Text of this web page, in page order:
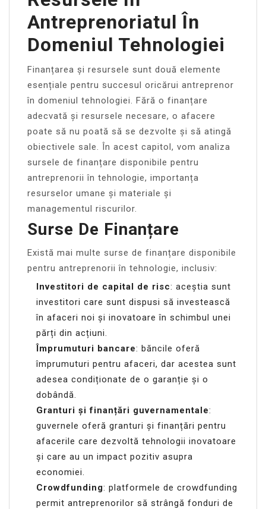
Antreprenoriatul În
Domeniul Tehnologiei
Finanțarea și resursele sunt două elemente
esențiale pentru succesul oricărui antreprenor
în domeniul tehnologiei. Fără o finanțare
adecvată și resursele necesare, o afacere
poate să nu poată să se dezvolte și să atingă
obiectivele sale. În acest capitol, vom analiza
sursele de finanțare disponibile pentru
antreprenorii în tehnologie, importanța
resurselor umane și materiale și
managementul riscurilor.
Surse De Finanțare
Există mai multe surse de finanțare disponibile
pentru antreprenorii în tehnologie, inclusiv:
Investitori de capital de risc: aceștia sunt
investitori care sunt dispusi să investească
în afaceri noi și inovatoare în schimbul unei
părți din acțiuni.
Împrumuturi bancare: băncile oferă
împrumuturi pentru afaceri, dar acestea sunt
adesea condiționate de o garanție și o
dobândă.
Granturi și finanțări guvernamentale:
guvernele oferă granturi și finanțări pentru
afacerile care dezvoltă tehnologii inovatoare
și care au un impact pozitiv asupra
economiei.
Crowdfunding: platformele de crowdfunding
permit antreprenorilor să strângă fonduri de